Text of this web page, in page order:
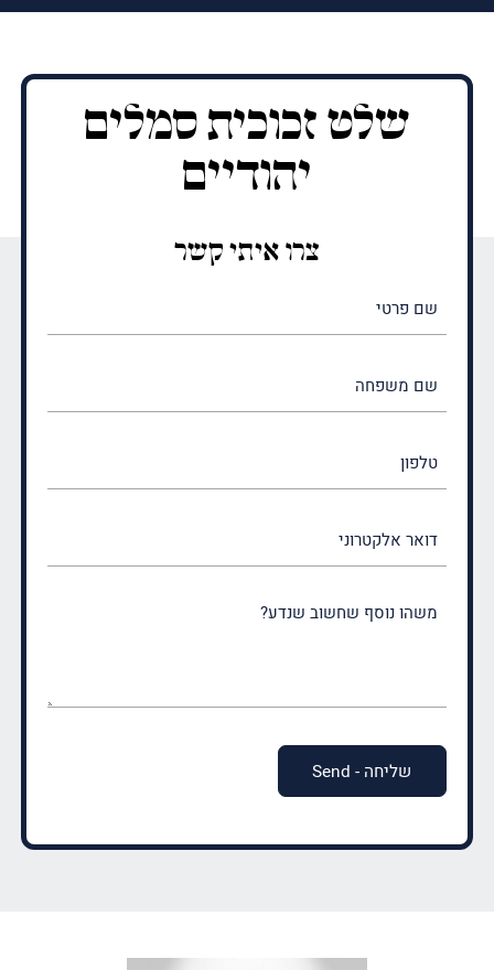
שלט זכוכית סמלים
יהודיים
צרו איתי קשר
(חובה)
(חובה)